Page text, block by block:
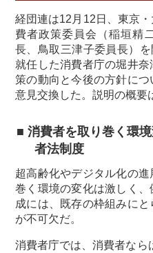
経団連は12月12日、東京
費者政策委員会（稲垣精
長、鳥取三津子委員長）
就任した消費者庁の堀井
策の動向と今後の方針に
意見交換した。説明の概要
■ 消費者を取り巻く環
者法制度
超高齢化やデジタル化の
巻く環境の変化は激しく
成には、既存の枠組みに
が不可欠だ。
消費者庁では、消費者なら